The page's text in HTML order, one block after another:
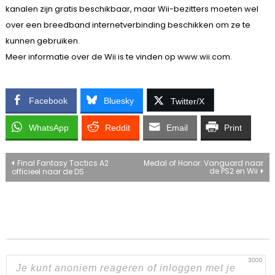
kanalen zijn gratis beschikbaar, maar Wii-bezitters moeten wel
over een breedband internetverbinding beschikken om ze te
kunnen gebruiken.
Meer informatie over de Wii is te vinden op www.wii.com.
Facebook Bluesky Twitter/X
WhatsApp Reddit Email Print
Bericht
Final Fantasy Tactics A2
officieel naar de DS
Medal of Honor: Vanguard naar
de PS2 en Wii
3000